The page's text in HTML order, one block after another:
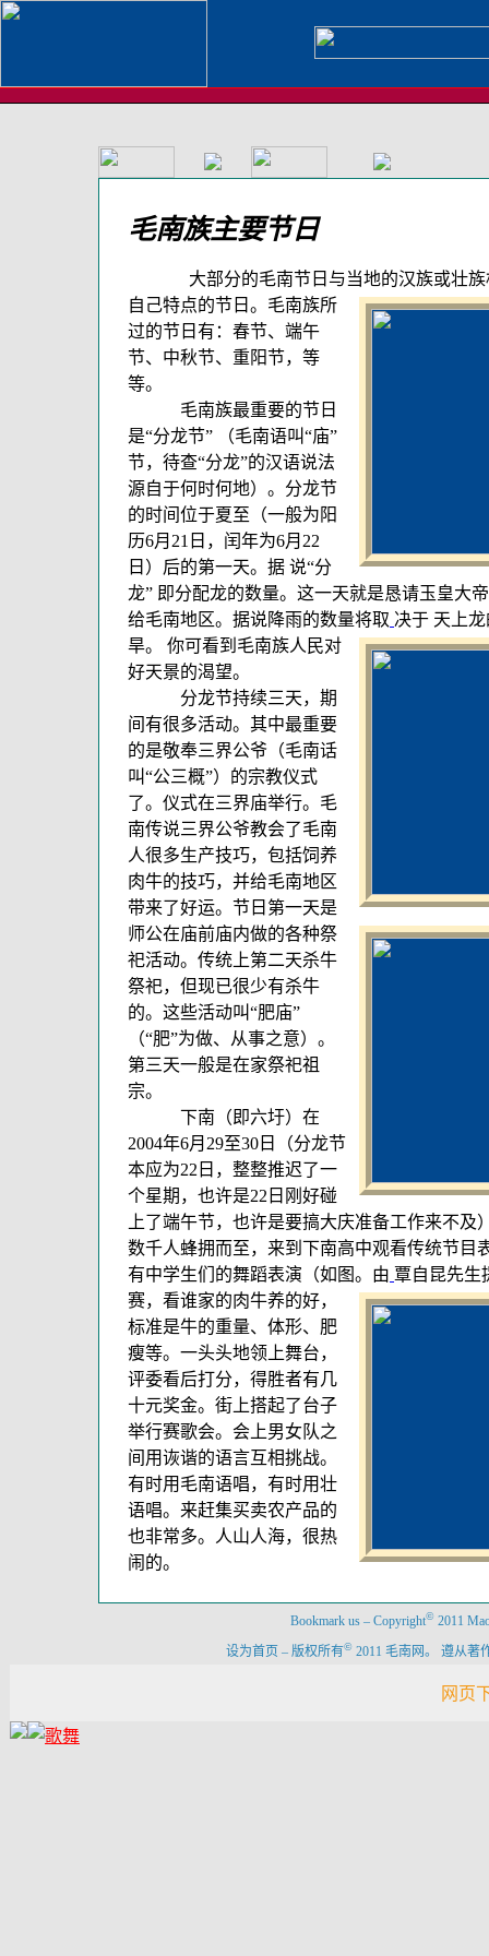
毛南族主要节日
大部分的毛南节日与当地的汉族或壮族
自 己特点的节日。毛南族所
过的节日有：春节、端午
节、中秋节、重阳节，等
等。
毛南族最重要的节日
是“分龙节” （毛南语叫“庙”
节，待查“分龙”的汉语说法
源自于何时何地）。分龙节
的时间位于夏至（一般为阳
历6月21日，闰年为6月22
日）后的第一天。据 说“分
龙” 即分配龙的数量。这一天就是恳请玉皇大
给毛南地区。据说降雨的数量将取 决于 天上
旱。 你可看到毛南族人民对
好天景的渴望。
分龙节持续三天，期
间有很多活动。其中最重要
的是敬奉三界公爷（毛南话
叫“公三概”）的宗教仪式
了。仪式在三界庙举行。毛
南传说三界公爷教会了毛南
人很多生产技巧，包括饲养
肉牛的技巧，并给毛南地区
带来了好运。节日第一天是
师公在庙前庙内做的各种祭
祀活动。传统上第二天杀牛
祭祀，但现已很少有杀牛
的。这些活动叫“肥庙”
（“肥”为做、从事之意）。
第三天一般是在家祭祀祖
宗。
下南（即六圩）在
2004年6月29至30日（分龙节
本应为22日，整整推迟了一
个星期，也许是22日刚好碰
上了端午节，也许是要搞大庆准备工作来不及
数千人蜂拥而至，来到下南高中观看传统节目
有中学生们的舞蹈表演（如图。由 覃自昆先生
赛，看谁家的肉牛养的好，
标准是牛的重量、体形、肥
瘦等。一头头地领上舞台，
评委看后打分，得胜者有几
十元奖金。街上搭起了台子
举行赛歌会。会上男女队之
间用诙谐的语言互相挑战。
有时用毛南语唱，有时用壮
语唱。来赶集买卖农产品的
也非常多。人山人海，很热
闹的。
Bookmark us – Copyright© 2011
设为首页 – 版权所有© 2011 毛南网。 遵从著
网页